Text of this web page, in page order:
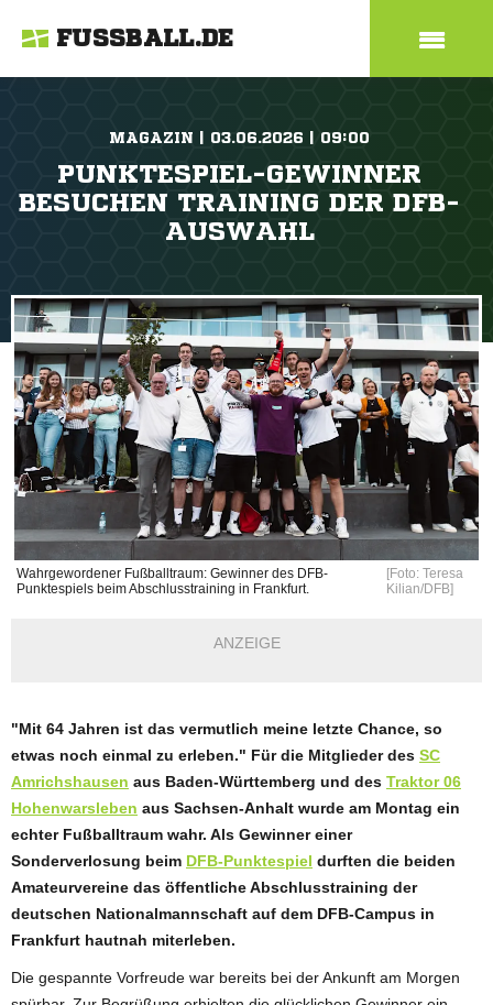
FUSSBALL.DE
MAGAZIN | 03.06.2026 | 09:00
PUNKTESPIEL-GEWINNER
BESUCHEN TRAINING DER DFB-
AUSWAHL
Wahrgewordener Fußballtraum: Gewinner des DFB-
Punktespiels beim Abschlusstraining in Frankfurt.
[Foto: Teresa
Kilian/DFB]
ANZEIGE
"Mit 64 Jahren ist das vermutlich meine letzte Chance, so
etwas noch einmal zu erleben." Für die Mitglieder des SC
Amrichshausen aus Baden-Württemberg und des Traktor 06
Hohenwarsleben aus Sachsen-Anhalt wurde am Montag ein
echter Fußballtraum wahr. Als Gewinner einer
Sonderverlosung beim DFB-Punktespiel durften die beiden
Amateurvereine das öffentliche Abschlusstraining der
deutschen Nationalmannschaft auf dem DFB-Campus in
Frankfurt hautnah miterleben.
Die gespannte Vorfreude war bereits bei der Ankunft am Morgen